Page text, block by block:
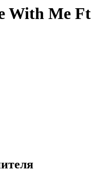
With Me